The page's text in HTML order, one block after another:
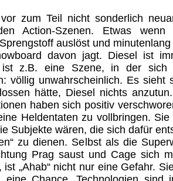
vor zum Teil nicht sonderlich
Action-Szenen. Etwas
auslöst und
davon jagt. Diesel ist
ist z.B. eine Szene, in der sich
völlig unwahrscheinlich. Es sieht
hätte, Diesel nichts
haben sich positiv
Heldentaten zu vollbringen.
Subjekte wären, die sich dafür
zu dienen. Selbst als die
Prag saust und Cage sich
ist „Ahab“ nicht nur eine Gefahr.